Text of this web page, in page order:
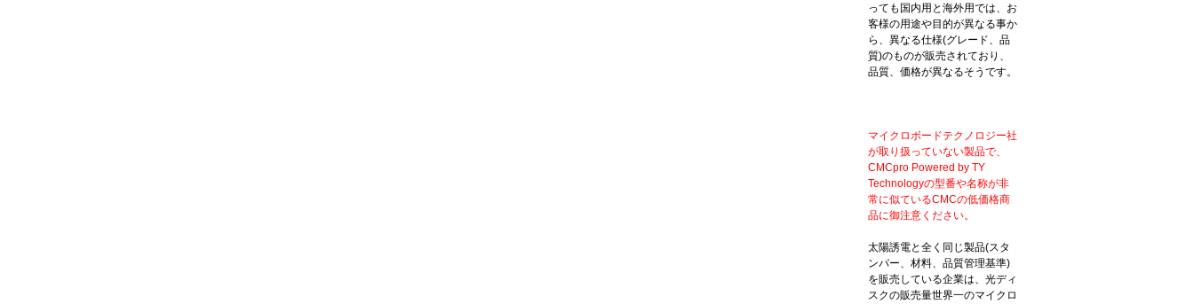
っても国内用と海外用では、お
客様の用途や目的が異なる事か
ら、異なる仕様(グレード、品
質)のものが販売されており、
品質、価格が異なるそうです。
マイクロボードテクノロジー社
が取り扱っていない製品で、
CMCpro Powered by TY
Technologyの型番や名称が非
常に似ているCMCの低価格商
品に御注意ください。
太陽誘電と全く同じ製品(スタ
ンパー、材料、品質管理基準)
を販売している企業は、光ディ
スクの販売量世界一のマイクロ